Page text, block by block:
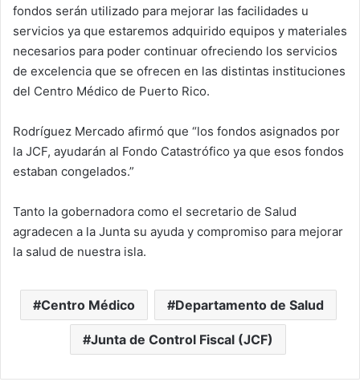
fondos serán utilizado para mejorar las facilidades u
servicios ya que estaremos adquirido equipos y materiales
necesarios para poder continuar ofreciendo los servicios
de excelencia que se ofrecen en las distintas instituciones
del Centro Médico de Puerto Rico.
Rodríguez Mercado afirmó que “los fondos asignados por
la JCF, ayudarán al Fondo Catastrófico ya que esos fondos
estaban congelados.”
Tanto la gobernadora como el secretario de Salud
agradecen a la Junta su ayuda y compromiso para mejorar
la salud de nuestra isla.
Centro Médico Departamento de Salud
Junta de Control Fiscal (JCF)